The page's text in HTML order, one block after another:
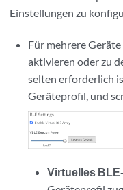
Einstellungen zu
Für mehrere
aktivieren oder zu
selten erforderlich
Geräteprofil, und
Virtuelles